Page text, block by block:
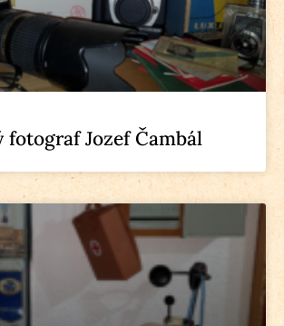
fotograf Jozef Čambál